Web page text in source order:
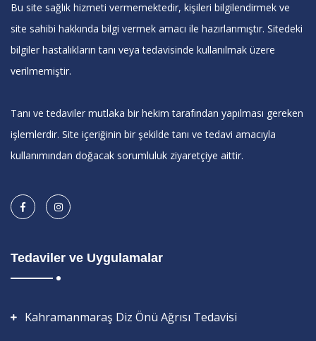
Bu site sağlık hizmeti vermemektedir, kişileri bilgilendirmek ve
site sahibi hakkında bilgi vermek amacı ile hazırlanmıştır. Sitedeki
bilgiler hastalıkların tanı veya tedavisinde kullanılmak üzere
verilmemiştir.
Tanı ve tedaviler mutlaka bir hekim tarafından yapılması gereken
işlemlerdir. Site içeriğinin bir şekilde tanı ve tedavi amacıyla
kullanımından doğacak sorumluluk ziyaretçiye aittir.
Tedaviler ve Uygulamalar
Kahramanmaraş Diz Önü Ağrısı Tedavisi